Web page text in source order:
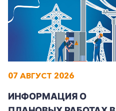
07 АВГУСТ 2026
ИНФОРМАЦИЯ О